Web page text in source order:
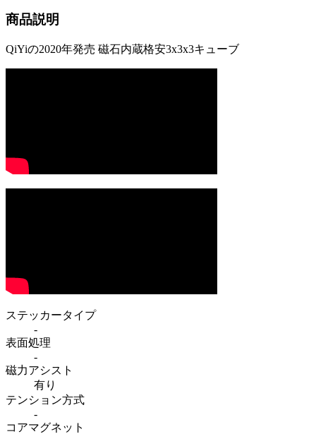
商品説明
QiYiの2020年発売 磁石内蔵格安3x3x3キューブ
ステッカータイプ
-
表面処理
-
磁力アシスト
有り
テンション方式
-
コアマグネット